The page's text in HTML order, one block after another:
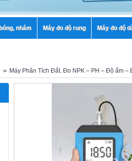
nhám Máy đo độ rung Máy đo độ
Máy Phân Tích Đất. Đo NPK – PH – Độ ẩm –